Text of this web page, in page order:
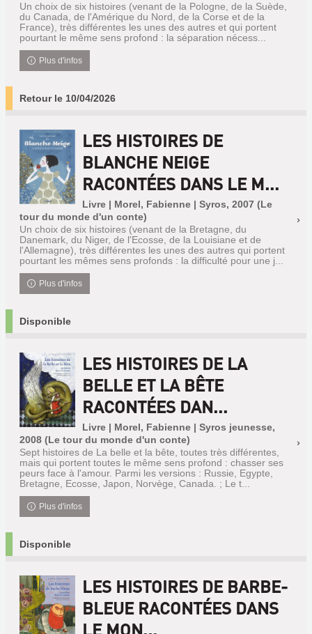
Un choix de six histoires (venant de la Pologne, de la Suède,
du Canada, de l'Amérique du Nord, de la Corse et de la
France), très différentes les unes des autres et qui portent
pourtant le même sens profond : la séparation nécess...
Plus d'infos
Retour le 10/04/2026
LES HISTOIRES DE
BLANCHE NEIGE
RACONTÉES DANS LE M...
Livre | Morel, Fabienne | Syros, 2007 (Le
tour du monde d'un conte)
Un choix de six histoires (venant de la Bretagne, du
Danemark, du Niger, de l'Ecosse, de la Louisiane et de
l'Allemagne), très différentes les unes des autres qui portent
pourtant les mêmes sens profonds : la difficulté pour une j...
Plus d'infos
Disponible
LES HISTOIRES DE LA
BELLE ET LA BÊTE
RACONTÉES DAN...
Livre | Morel, Fabienne | Syros jeunesse,
2008 (Le tour du monde d'un conte)
Sept histoires de La belle et la bête, toutes très différentes,
mais qui portent toutes le même sens profond : chasser ses
peurs face à l'amour. Parmi les versions : Russie, Egypte,
Bretagne, Ecosse, Japon, Norvège, Canada. ; Le t...
Plus d'infos
Disponible
LES HISTOIRES DE BARBE-
BLEUE RACONTÉES DANS
LE MON...